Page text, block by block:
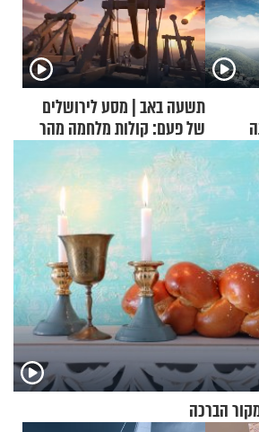
תשעה באב | מסע לירושלים
של פעם: קולות מלחמה מהר
הזיתים
הברכה